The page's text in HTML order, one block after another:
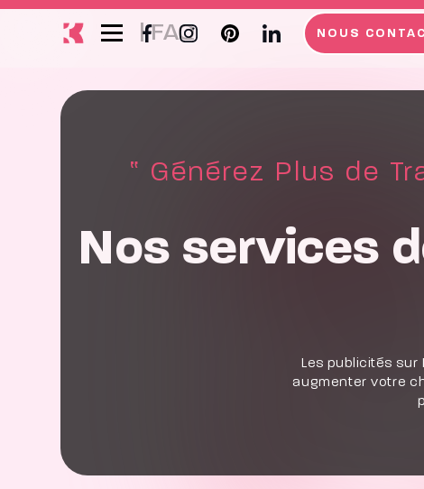
|FAQ NOUS
‟ Générez Plus de
Nos services
Les publicités
augmenter votre